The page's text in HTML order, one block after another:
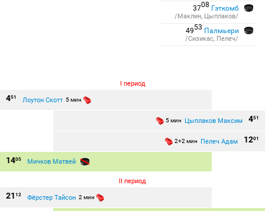
3708 Гэткомб
/Маклин, Цыплаков/
4953 Палмьери
/Сизикас, Пелеч/
I период
451 Лоутон Скотт 5 мин
451
5 мин Цыплаков Максим
1201
2+2 мин Пелеч Адам
1405 Мичков Матвей
II период
21 12 Фёрстер Тайсон 2 мин